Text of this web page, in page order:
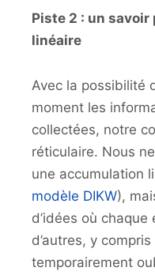
Piste 2 : un
linéaire
Avec la possibilité
moment les
collectées, notre
réticulaire. Nous
une accumulation
modèle DIKW),
d’idées où
d’autres, y
temporairement